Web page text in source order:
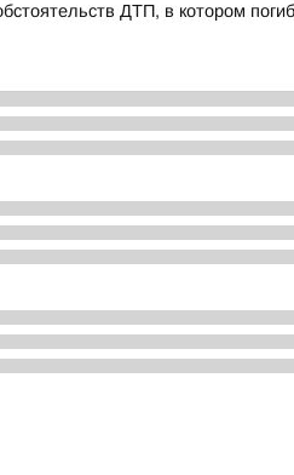
ДТП, в котором